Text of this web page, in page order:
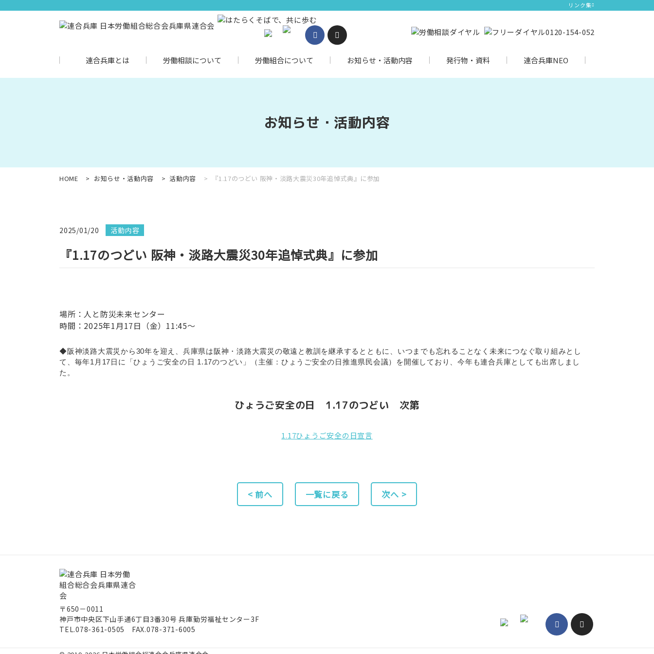
リンク集
連合兵庫とは 労働相談について 労働組合について お知らせ・活動内容 発行物・資料 連合兵庫NEO
お知らせ・活動内容
HOME お知らせ・活動内容 活動内容 『1.17のつどい 阪神・淡路大震災30年追悼式典』に参加
2025/01/20 活動内容
『1.17のつどい 阪神・淡路大震災30年追悼式典』に参加
場所：人と防災未来センター
時間：2025年1月17日（金）11:45～
◆阪神淡路大震災から30年を迎え、兵庫県は阪神・淡路大震災の敬遠と教訓を継承するとともに、いつまでも忘れることなく未来につなぐ取り組みとし
て、毎年1月17日に「ひょうご安全の日 1.17のつどい」（主催：ひょうご安全の日推進県民会議）を開催しており、今年も連合兵庫としても出席しまし
た。
ひょうご安全の日 1.17のつどい 次第
1.17ひょうご安全の日宣言
< 前へ 一覧に戻る 次へ >
〒650－0011
神戸市中央区下山手通6丁目3番30号兵庫勤労福祉センター3F
TEL.078-361-0505 FAX.078-371-6005